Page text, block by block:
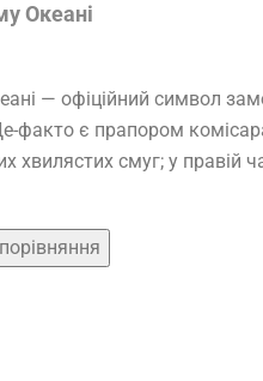
Океані
— офіційний символ
факто є прапором
хвилястих смуг; у правій